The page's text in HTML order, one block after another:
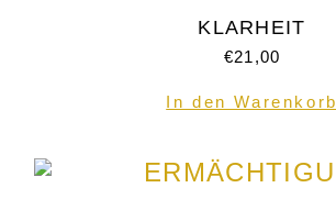
KLARHEIT
€21,00
In den Warenkorb